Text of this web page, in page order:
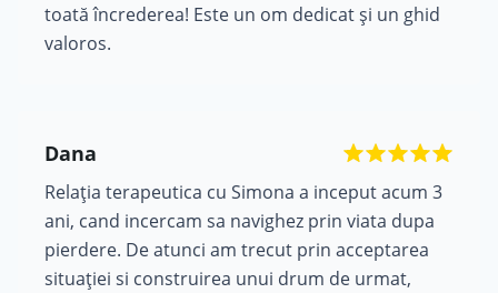
toată încrederea! Este un om dedicat și un ghid
valoros.
Dana
Relația terapeutica cu Simona a inceput acum 3
ani, cand incercam sa navighez prin viata dupa
pierdere. De atunci am trecut prin acceptarea
situației si construirea unui drum de urmat,